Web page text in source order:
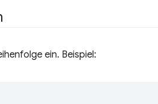
ein. Beispiel: